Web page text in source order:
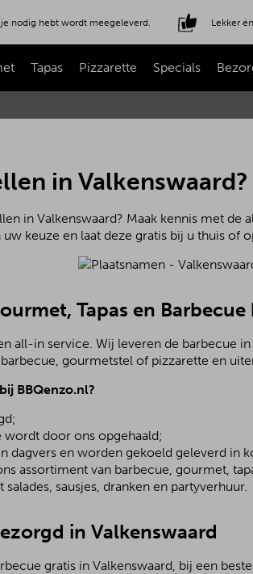
je nodig hebt wordt meegeleverd. Lekker
Tapas Pizzarette Specials
in Valkenswaard?
in Valkenswaard? Maak kennis met de
uw keuze en laat deze gratis bij u thuis of
Tapas en
all-in service. Wij leveren de barbecue
gourmetstel of pizzarette en
BBQenzo.nl?
wordt door ons opgehaald;
dagvers en worden gekoeld geleverd in
assortiment van barbecue, gourmet,
sausjes, dranken en partyverhuur.
in Valkenswaard
gratis in Valkenswaard, bij een